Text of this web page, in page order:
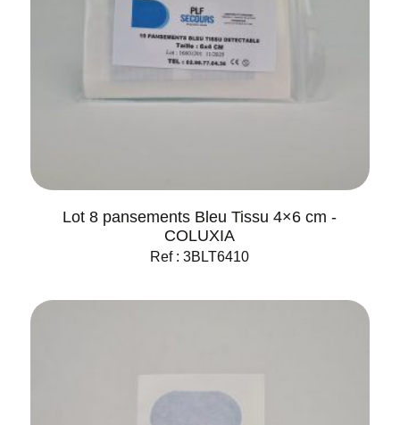
Lot 8 pansements Bleu Tissu 4×6 cm -
COLUXIA
Ref : 3BLT6410